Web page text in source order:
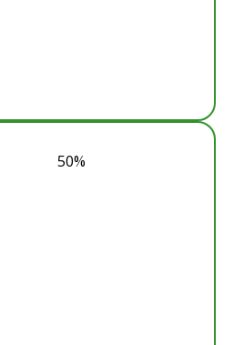
50%